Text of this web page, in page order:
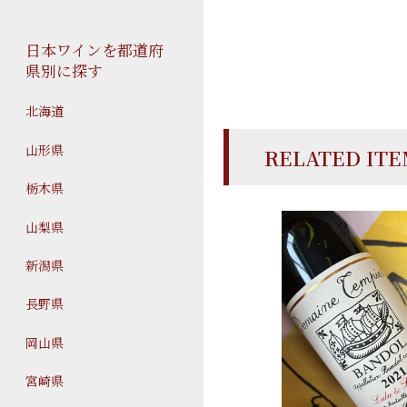
日本ワインを都道府
県別に探す
北海道
山形県
栃木県
山梨県
新潟県
長野県
岡山県
宮崎県
RELATED